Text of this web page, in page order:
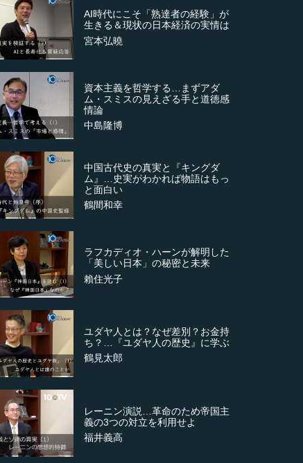
AI時代にこそ「熟達者の経験」が
生きる＆現状の日本経済の実情は
宮本弘曉
資本主義を哲学する…まずアダ
ム・スミスの見えざる手と道徳感
情論
中島隆博
中国古代史の真実と『キングダ
ム』…史実がわかれば物語はもっ
と面白い
鶴間和幸
ラフカディオ・ハーンが解明した
「美しい日本」の秘密と未来
賴住光子
ユダヤ人とは？なぜ差別？お金持
ち？…『ユダヤ人の歴史』に学ぶ
鶴見太郎
レーニン演説…革命のため帝国主
義の3つの対立を利用せよ
福井義高